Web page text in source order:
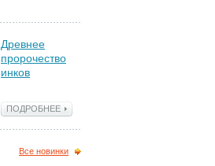
Древнее
пророчество
инков
ПОДРОБНЕЕ
Все новинки